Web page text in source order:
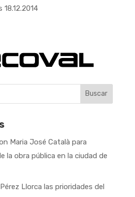
18.12.2014
Buscar
Maria José Català para
la obra pública en la ciudad de
Llorca las prioridades del